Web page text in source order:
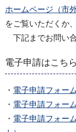
ホームページ（市
をご覧いただくか、
下記までお問い
電子申請はこちら
・ 電子申請フォー
・ 電子申請フォー
・ 電子申請フォー